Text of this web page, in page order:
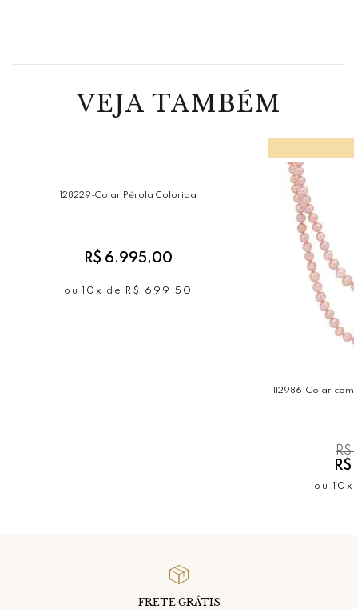
pelas estrelas hollywoodianas, a Pérola é um verdadeiro
Características:
Em pedras: Perolas Brancas
VEJA TAMBÉM
128229-Colar Pérola Colorida
R$ 6.995,00
ou 10x de R$ 699,50
112986-Colar
R$
ou 10x
FRETE GRÁTIS